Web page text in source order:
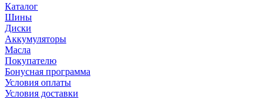
Каталог
Шины
Диски
Аккумуляторы
Масла
Покупателю
Бонусная программа
Условия оплаты
Условия доставки